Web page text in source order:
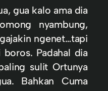
gua kalo ama dia
nyambung,
ngenet…tapi
Padahal dia
sulit Ortunya
Bahkan Cuma